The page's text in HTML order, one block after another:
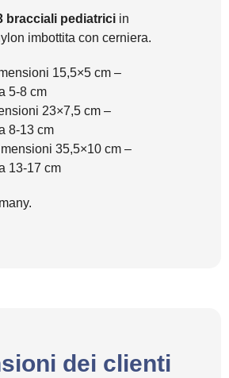
bracciali pediatrici in
imbottita con cerniera.
15,5×5 cm –
5-8 cm
23×7,5 cm –
8-13 cm
35,5×10 cm –
13-17 cm
dei clienti